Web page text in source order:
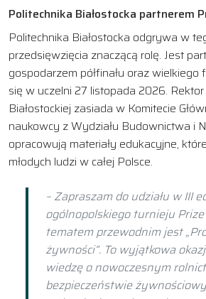
Politechnika Białostocka partnerem
Politechnika Białostocka odgrywa w
przedsięwzięcia znaczącą rolę. Jest
gospodarzem półfinału oraz wielkiego
się w uczelni 27 listopada 2026.
Białostockiej zasiada w Komitecie
naukowcy z Wydziału Budownictwa i
opracowują materiały edukacyjne,
młodych ludzi w całej Polsce.
– Zapraszam do udziału w III
ogólnopolskiego turnieju
tematem przewodnim jest
żywności”. To wyjątkowa
wiedzę o nowoczesnym
bezpieczeństwie